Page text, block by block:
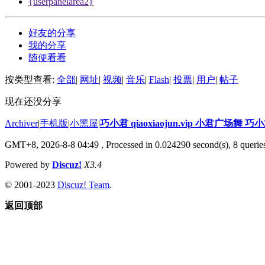
好友的分享
我的分享
随便看看
按类型查看: 全部| 网址| 视频| 音乐| Flash| 投票| 用户| 帖子
现在还没分享
Archiver|手机版|小黑屋|巧小君 qiaoxiaojun.vip 小君广场舞 巧
GMT+8, 2026-8-8 04:49 , Processed in 0.024290 second(s), 8
Powered by Discuz! X3.4
© 2001-2023 Discuz! Team.
返回顶部